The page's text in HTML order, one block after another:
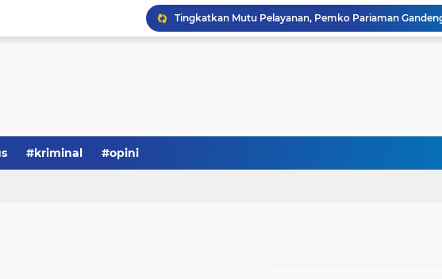
Serba-serbi: Tokoh Publik, Citra Publik
#kriminal #opini